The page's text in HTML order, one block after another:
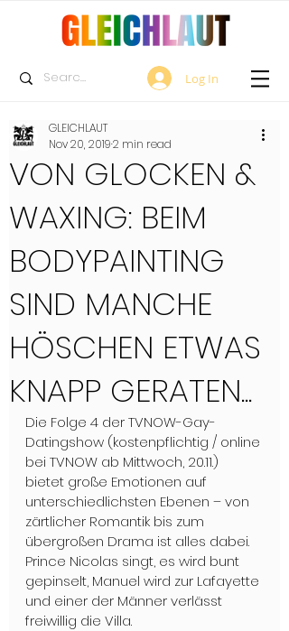
Log In
VON GLOCKEN &
WAXING: BEIM
BODYPAINTING
SIND MANCHE
HÖSCHEN ETWAS
KNAPP GERATEN...
GLEICHLAUT
Nov 20, 20192 min read
Die Folge 4 der TVNOW-Gay-
Datingshow (kostenpflichtig / online
bei TVNOW ab Mittwoch, 20.11.)
bietet große Emotionen auf
unterschiedlichsten Ebenen – von
zärtlicher Romantik bis zum
übergroßen Drama ist alles dabei.
Prince Nicolas singt, es wird bunt
gepinselt, Manuel wird zur Lafayette
und einer der Männer verlässt
freiwillig die Villa.